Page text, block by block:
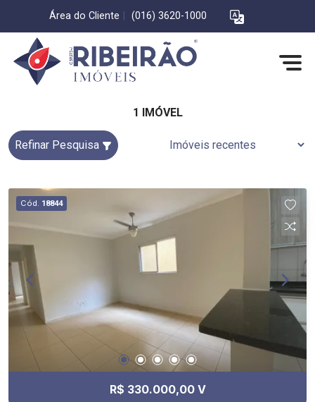
Área do Cliente (016) 3620-1000
1 IMÓVEL
Refinar Pesquisa
Cód. 18844
R$ 330.000,00 V